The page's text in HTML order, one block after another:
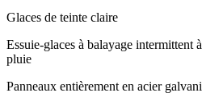
Glaces de teinte claire
Essuie-glaces à balayage intermittent
pluie
Panneaux entièrement en acier